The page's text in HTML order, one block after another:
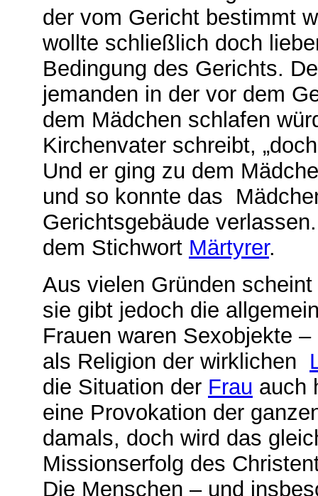
der vom Gericht bestimmt
wollte schließlich doch
Bedingung des Gerichts.
jemanden in der vor dem
dem Mädchen schlafen
Kirchenvater schreibt,
Und er ging zu dem
und so konnte das
Gerichtsgebäude
dem Stichwort Märtyrer.
Aus vielen Gründen
sie gibt jedoch die
Frauen waren Sexobjekte
als Religion der wirklichen
die Situation der Frau auch
eine Provokation der
damals, doch wird das
Missionserfolg des
Die Menschen – und